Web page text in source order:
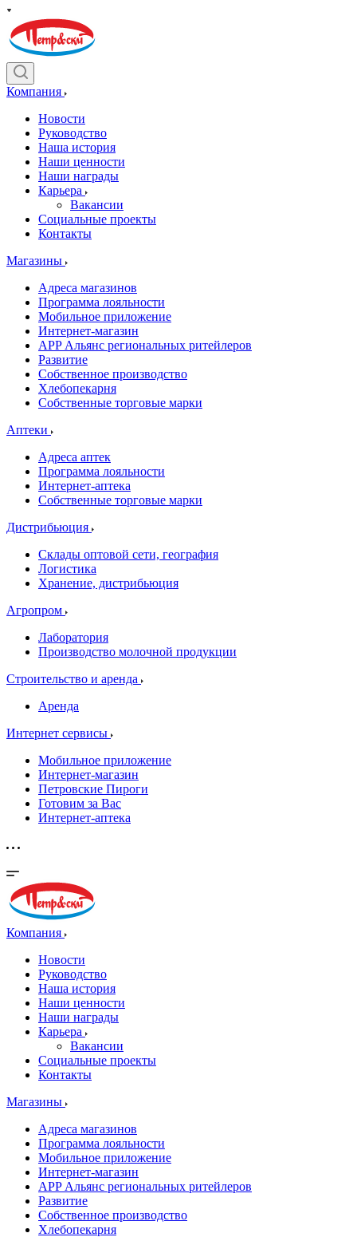
Компания
Новости
Руководство
Наша история
Наши ценности
Наши награды
Карьера
Вакансии
Социальные проекты
Контакты
Магазины
Адреса магазинов
Программа лояльности
Мобильное приложение
Интернет-магазин
APP Альянс региональных ритейлеров
Развитие
Собственное производство
Хлебопекарня
Собственные торговые марки
Аптеки
Адреса аптек
Программа лояльности
Интернет-аптека
Собственные торговые марки
Дистрибьюция
Склады оптовой сети, география
Логистика
Хранение, дистрибьюция
Агропром
Лаборатория
Производство молочной продукции
Строительство и аренда
Аренда
Интернет сервисы
Мобильное приложение
Интернет-магазин
Петровские Пироги
Готовим за Вас
Интернет-аптека
Компания
Новости
Руководство
Наша история
Наши ценности
Наши награды
Карьера
Вакансии
Социальные проекты
Контакты
Магазины
Адреса магазинов
Программа лояльности
Мобильное приложение
Интернет-магазин
APP Альянс региональных ритейлеров
Развитие
Собственное производство
Хлебопекарня